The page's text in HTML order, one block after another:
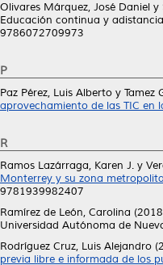
Olivares Márquez, José Daniel y
Educación continua y
9786072709973
P
Paz Pérez, Luis Alberto y Tamez
aprovechamiento de las TIC en
R
Ramos Lazárraga, Karen J. y
Monterrey y su zona
9781939982407
Ramírez de León, Carolina
Universidad Autónoma de
Rodríguez Cruz, Luis Alejandro
previa libre e informada de los